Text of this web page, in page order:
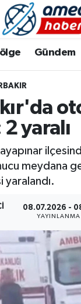
Gündem
2 yaralı
meydana
yaralandı.
08.07.2026 -
YAYINLANMA
Hava Durumu
Namaz Vakitleri
Yoğunluk
Durumu ve